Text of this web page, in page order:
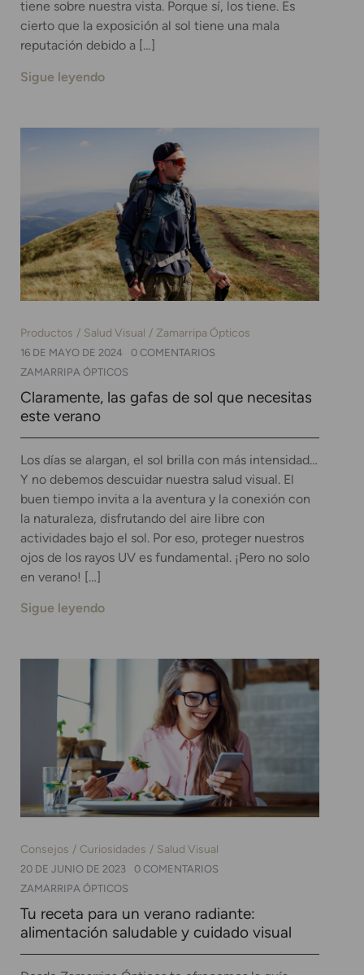
tiene sobre nuestra vista. Porque sí, los tiene. Es
cierto que la exposición al sol tiene una mala
reputación debido a […]
Sigue leyendo
Productos Salud Visual Zamarripa Ópticos
16 DE MAYO DE 2024
0 COMENTARIOS
ZAMARRIPA ÓPTICOS
Claramente, las gafas de sol que necesitas
este verano
Los días se alargan, el sol brilla con más intensidad…
Y no debemos descuidar nuestra salud visual. El
buen tiempo invita a la aventura y la conexión con
la naturaleza, disfrutando del aire libre con
actividades bajo el sol. Por eso, proteger nuestros
ojos de los rayos UV es fundamental. ¡Pero no solo
en verano! […]
Sigue leyendo
Consejos Curiosidades Salud Visual
20 DE JUNIO DE 2023
0 COMENTARIOS
ZAMARRIPA ÓPTICOS
Tu receta para un verano radiante:
alimentación saludable y cuidado visual